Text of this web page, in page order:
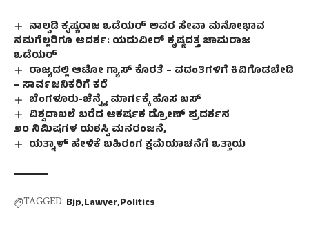
ನಾಲ್ವಡಿ ಕೃಷ್ಣರಾಜ ಒಡೆಯರ್ ಅವರ ಸೇವಾ ಮನೋಭಾವ
ನಮಗೆಲ್ಲರಿಗೂ ಆದರ್ಶ: ಯದುವೀರ್ ಕೃಷ್ಣದತ್ತ ಚಾಮರಾಜ
ಒಡೆಯರ್
ರಾಜ್ಯದಲ್ಲಿ ಆಟೋ ಗ್ಯಾಸ್ ಕೊರತೆ – ವದಂತಿಗಳಿಗೆ ಕಿವಿಗೊಡಬೇಡಿ
– ಸಾರ್ವಜನಿಕರಿಗೆ ಕರೆ
ಬೆಂಗಳೂರು-ಚೆನ್ನೈ ಮಾರ್ಗಕ್ಕೆ ಹೊಸ ಬಸ್
ವಿಶ್ವದಾಖಲೆ ಬರೆದ ಆಕರ್ಷಕ ಡ್ರೋಣ್‌ ಪ್ರದರ್ಶನ
೨೦ ನಿಮಿಷಗಳ ಯಶಸ್ವಿ ಮನರಂಜನೆ,
ಯತ್ನಾಳ್‌ ಹೇಳಿಕೆ ಬಹಿರಂಗ ಕ್ಷಮೆಯಾಚನೆಗೆ ಒತ್ತಾಯ
TAGGED: Bjp Lawyer Politics